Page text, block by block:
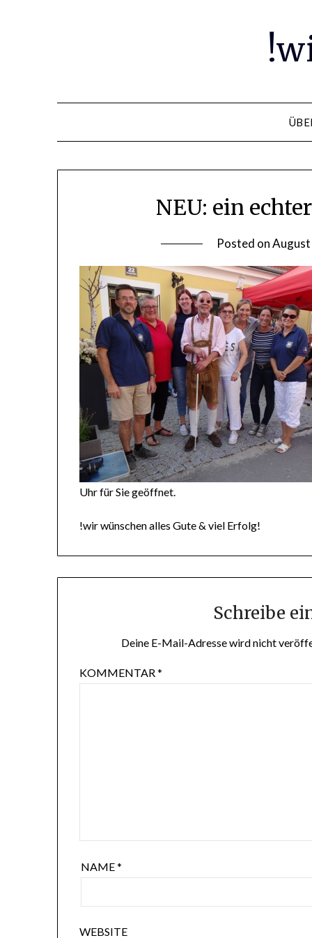
NEU: ein
Posted on
Uhr für Sie geöffnet.
!wir wünschen alles Gute & viel Erfolg!
Schreibe
Deine E-Mail-Adresse wird nicht
KOMMENTAR*
NAME*
WEBSITE